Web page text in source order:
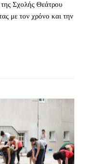
Σχολής Θεάτρου
με τον χρόνο και την